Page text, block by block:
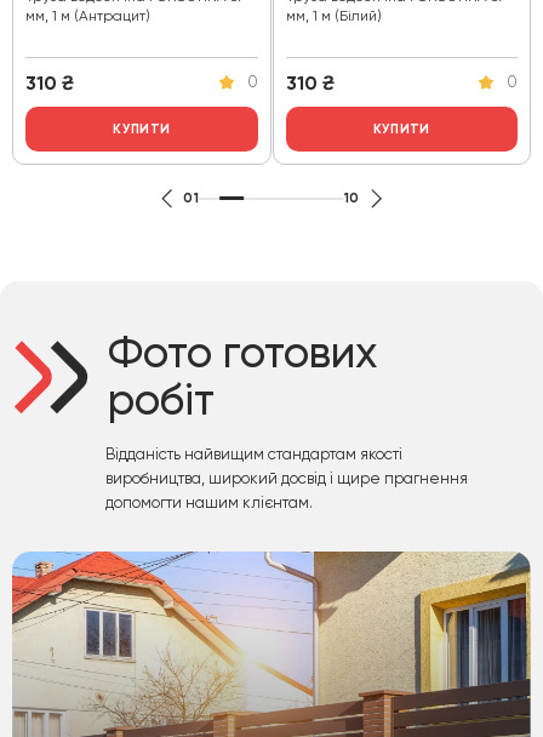
мм, 1 м (Антрацит)
310 ₴ 0
КУПИТИ
мм, 1 м (Білий)
310 ₴ 0
КУПИТИ
01 10
Фото готових
робіт
Відданість найвищим стандартам якості
виробництва, широкий досвід і щире прагнення
допомогти нашим клієнтам.